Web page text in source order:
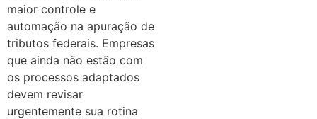
maior controle e
automação na apuração de
tributos federais. Empresas
que ainda não estão com
os processos adaptados
devem revisar
urgentemente sua rotina